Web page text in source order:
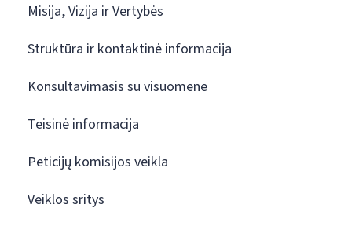
Misija, Vizija ir Vertybės
Struktūra ir kontaktinė informacija
Konsultavimasis su visuomene
Teisinė informacija
Peticijų komisijos veikla
Veiklos sritys